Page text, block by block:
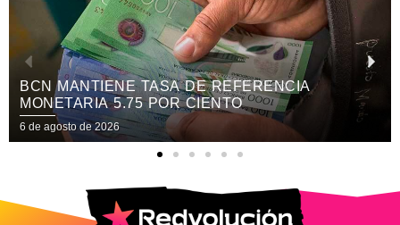
BCN MANTIENE TASA DE REFERENCIA
MONETARIA 5.75 POR CIENTO
6 de agosto de 2026